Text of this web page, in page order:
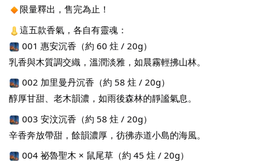
限量釋出，售完為止！
這五款香氣，各自有靈魂：
001 惠安沉香（約 60 炷 / 20g）
乳香與木質調交織，溫潤淡雅，如晨霧輕拂山林。
002 加里曼丹沉香（約 58 炷 / 20g）
醇厚甘甜、老木韻濃，如雨後森林的靜謐氣息。
003 安汶沉香（約 58 炷 / 20g）
辛香奔放帶甜，餘韻濃厚，彷彿赤道小島的海風。
004 祕魯聖木 × 鼠尾草（約 45 炷 / 20g）